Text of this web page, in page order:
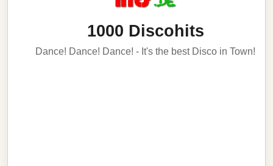
1000 Discohits
Dance! Dance! Dance! - It's the best Disco in Town!